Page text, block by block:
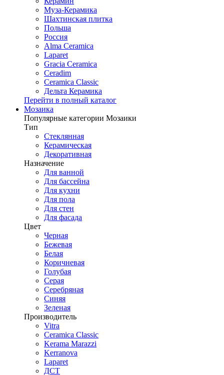
Муза-Керамика
Шахтинская плитка
Польша
Россия
Alma Ceramica
Laparet
Gracia Ceramica
Ceradim
Ceramica Classic
Дельта Керамика
Перейти в полный каталог
Мозаика
Популярные категории Мозаики
Тип
Стеклянная
Керамическая
Декоративная
Назначение
Для ванной
Для бассейна
Для кухни
Для пола
Для стен
Для фасада
Цвет
Черная
Бежевая
Белая
Коричневая
Голубая
Серая
Серебряная
Синяя
Зеленая
Производитель
Vitra
Ceramica Classic
Kerama Marazzi
Kerranova
Laparet
ДСТ